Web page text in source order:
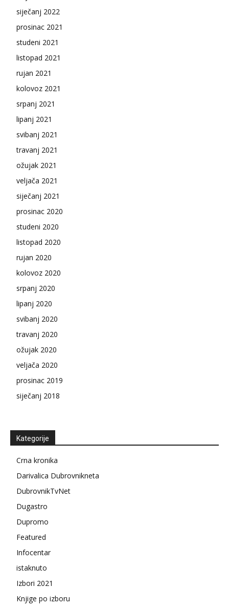
siječanj 2022
prosinac 2021
studeni 2021
listopad 2021
rujan 2021
kolovoz 2021
srpanj 2021
lipanj 2021
svibanj 2021
travanj 2021
ožujak 2021
veljača 2021
siječanj 2021
prosinac 2020
studeni 2020
listopad 2020
rujan 2020
kolovoz 2020
srpanj 2020
lipanj 2020
svibanj 2020
travanj 2020
ožujak 2020
veljača 2020
prosinac 2019
siječanj 2018
Kategorije
Crna kronika
Darivalica Dubrovnikneta
DubrovnikTvNet
Dugastro
Dupromo
Featured
Infocentar
istaknuto
Izbori 2021
Knjige po izboru